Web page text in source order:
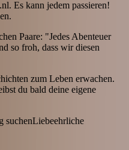
Es kann jedem passieren!
Paare: "Jedes Abenteuer
so froh, dass wir diesen
zum Leben erwachen.
du bald deine eigene
suchenLiebeehrliche